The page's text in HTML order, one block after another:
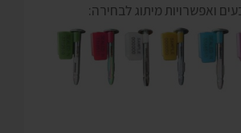
ואפשרויות מיתוג לבחירה: